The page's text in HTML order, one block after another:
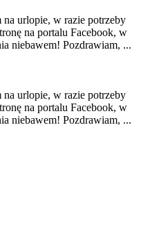
urlopie, w razie potrzeby
na portalu Facebook, w
niebawem! Pozdrawiam, ...
urlopie, w razie potrzeby
na portalu Facebook, w
niebawem! Pozdrawiam, ...